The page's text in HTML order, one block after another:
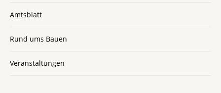
Amtsblatt
Rund ums Bauen
Veranstaltungen